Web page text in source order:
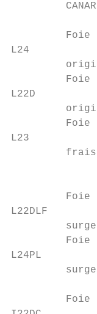
Foie
L24
Foie
L22D
Foie
L23
Foie
L22DLF
Foie
L24PL
Foie